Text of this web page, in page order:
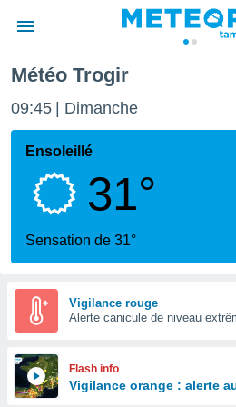
de
Météo Trogir
09:45 Dimanche
Ensoleillé
31°
Sensation de 31°
Vigilance rouge
Alerte canicule de niveau
Flash info
Vigilance orange : alerte